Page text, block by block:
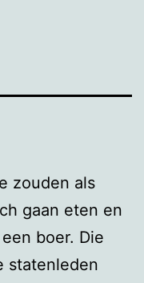
zouden als
gaan eten en
boer. Die
statenleden